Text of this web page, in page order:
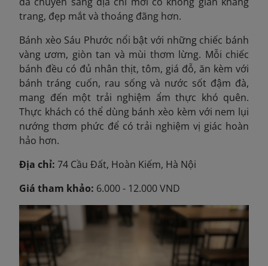
trang, đẹp mắt và thoáng đãng hơn.
Bánh xèo Sáu Phước nổi bật với những chiếc bánh
vàng ươm, giòn tan và mùi thơm lừng. Mỗi chiếc
bánh đều có đủ nhân thịt, tôm, giá đỗ, ăn kèm với
bánh tráng cuốn, rau sống và nước sốt đậm đà,
mang đến một trải nghiệm ẩm thực khó quên.
Thực khách có thể dùng bánh xèo kèm với nem lụi
nướng thơm phức để có trải nghiệm vị giác hoàn
hảo hơn.
Địa chỉ: 74 Cầu Đất, Hoàn Kiếm, Hà Nội
Giá tham khảo: 6.000 - 12.000 VND